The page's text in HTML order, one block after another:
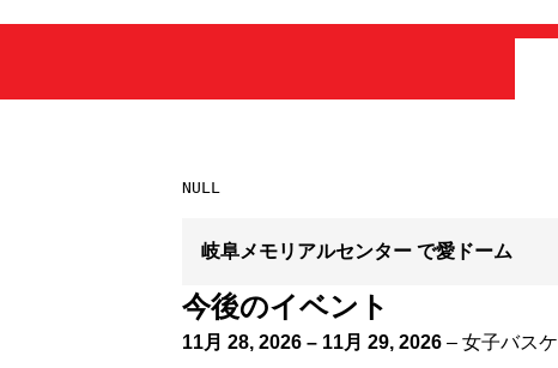
岐阜メモリアルセンター で愛ドーム
今後のイベント
11月 28, 2026 – 11月 29, 2026 – 女子バスケ